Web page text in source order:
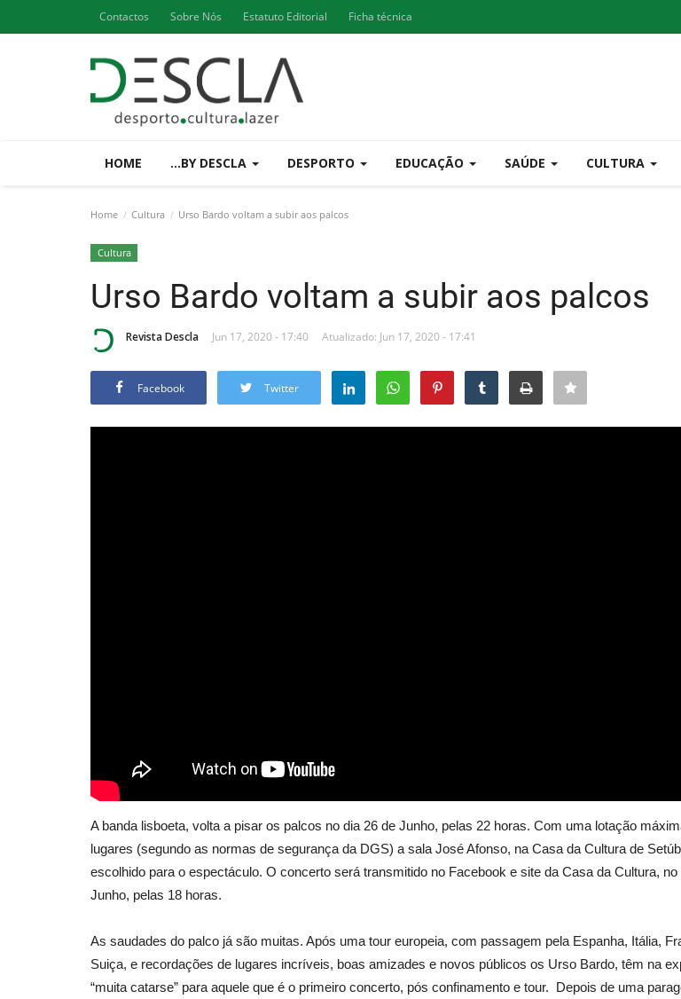
Contactos Sobre Nós Estatuto Editorial Ficha técnica
HOME ...BY DESCLA DESPORTO EDUCAÇÃO SAÚDE CULTURA
Home Cultura Urso Bardo voltam a subir aos palcos
Cultura
Urso Bardo voltam a subir aos palcos
Revista Descla Jun 17, 2020 - 17:40 Atualizado: Jun 17, 2020 - 17:41
Facebook Twitter
A banda lisboeta, volta a pisar os palcos no dia 26 de Junho, pelas 22 horas. Com uma lotação
lugares (segundo as normas de segurança da DGS) a sala José Afonso, na Casa da Cultura de
escolhido para o espectáculo. O concerto será transmitido no Facebook e site da Casa da Cultura, no
Junho, pelas 18 horas.
As saudades do palco já são muitas. Após uma tour europeia, com passagem pela Espanha, Itália,
Suiça, e recordações de lugares incríveis, boas amizades e novos públicos os Urso Bardo, têm na
“muita catarse” para aquele que é o primeiro concerto, pós confinamento e tour. Depois de uma